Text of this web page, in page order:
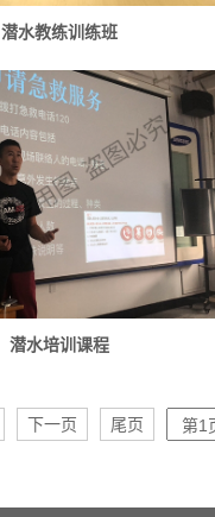
潜水教练训练班
潜水培训课程
下一页 尾页